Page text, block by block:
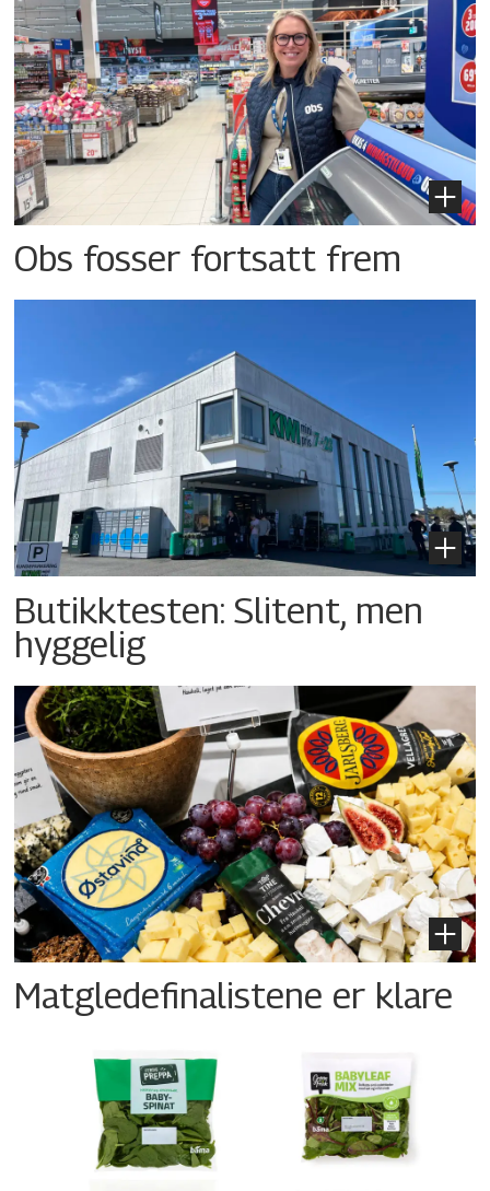
Obs fosser fortsatt frem
Butikktesten: Slitent, men
hyggelig
Matgledefinalistene er klare